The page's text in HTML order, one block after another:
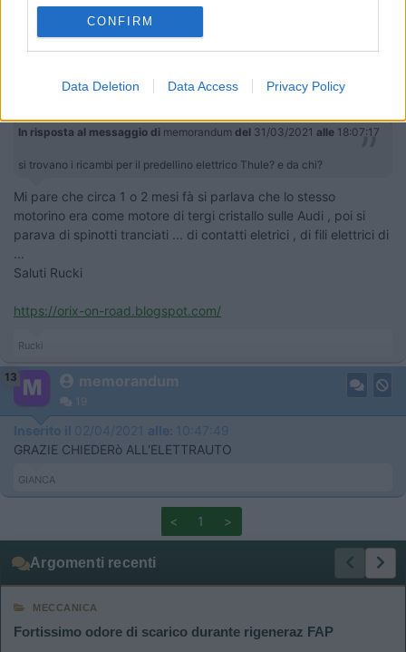
CONFIRM
Data Deletion Data Access Privacy Policy
GIANCA
Rucki
In risposta al messaggio di memorandum del 31/03/2021 alle 18:07:17
si trovano i ricambi per il predellino elettrico Thule? e da chi?
Mi pare che circa 1 o 2 mesi fà si parlava che lo stesso
motorino era come motore di tergi cristallo sulle Audi , poi si
parava di spinotti tranciati ... di contatti eletrici , di fili elettrici di
...
Saluti Rucki
https://orix-on-road.blogspot.com/
Rucki
13 memorandum
19
Inserito il 02/04/2021 alle: 10:47:49
GRAZIE CHIEDERò ALL'ELETTRAUTO
GIANCA
< 1 >
Argomenti recenti
MECCANICA
Fortissimo odore di scarico durante rigeneraz FAP